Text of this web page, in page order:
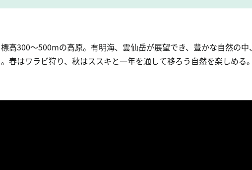
高300～500mの高原。有明海、雲仙岳が展望でき、豊かな自然の
春はワラビ狩り、秋はススキと一年を通して移ろう自然を楽しめる。